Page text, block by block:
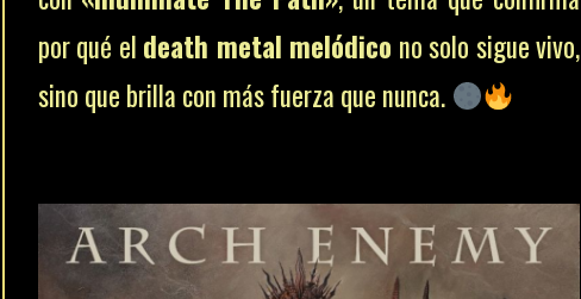
por qué el death metal melódico no solo sigue vivo,
sino que brilla con más fuerza que nunca.